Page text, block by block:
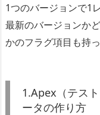
1つのバージョンで1
最新のバージョンか
かのフラグ項目も持っ
1.Apex（テス
ータの作り方